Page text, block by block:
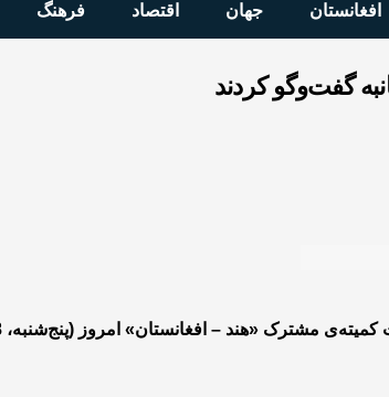
افغانستان جهان اقتصاد فرهنگ
گفت‌وگو کردند
کمیته‌ی مشترک «هند –